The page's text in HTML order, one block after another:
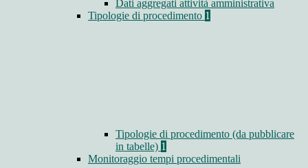
Dati aggregati attività amministrativa
Tipologie di procedimento 1
Tipologie di procedimento (da pubblicare
in tabelle) 1
Monitoraggio tempi procedimentali